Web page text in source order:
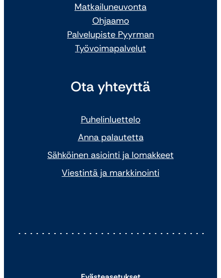
Matkailuneuvonta
Ohjaamo
Palvelupiste Pyyrman
Työvoimapalvelut
Ota yhteyttä
Puhelinluettelo
Anna palautetta
Sähköinen asiointi ja lomakkeet
Viestintä ja markkinointi